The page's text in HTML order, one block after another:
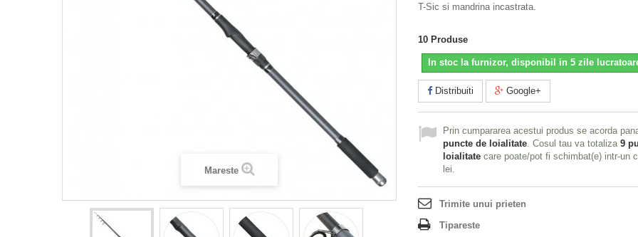
Mareste
T-Sic si mandrina incastrata.
10 Produse
In stoc la furnizor, disponibil in 5 zile
Distribuiti Google+
Prin cumpararea acestui produs se acorda
puncte de loialitate. Cosul tau va totaliza 9
loialitate care poate/pot fi schimbat(e) intr-un
lei.
Trimite unui prieten
Tipareste